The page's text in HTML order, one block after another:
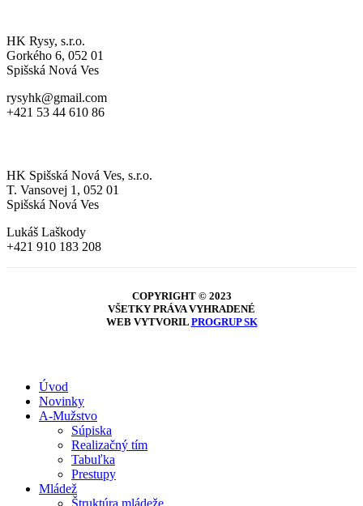
HK Rysy, s.r.o.
Gorkého 6, 052 01
Spišská Nová Ves
rysyhk@gmail.com
+421 53 44 610 86
HK Spišská Nová Ves, s.r.o.
T. Vansovej 1, 052 01
Spišská Nová Ves
Lukáš Laškody
+421 910 183 208
COPYRIGHT © 2023
VŠETKY PRÁVA VYHRADENÉ
WEB VYTVORIL PROGRUP SK
Close
Menu
Úvod
Novinky
A-Mužstvo
Súpiska
Realizačný tím
Tabuľka
Prestupy
Mládež